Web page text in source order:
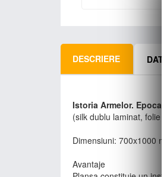
DESCRIERE
Istoria Armelor. Epoca
(silk dublu laminat, folie
Dimensiuni: 700x1000 mm
Avantaje